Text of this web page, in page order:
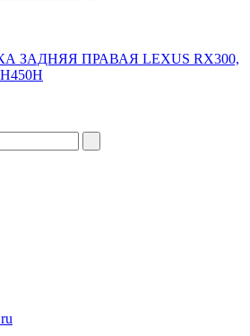
ЗАДНЯЯ ПРАВАЯ LEXUS RX300,